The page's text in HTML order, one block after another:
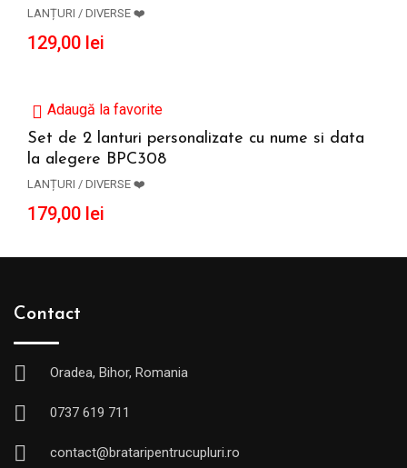
LANȚURI / DIVERSE ❤️
129,00 lei
Adaugă la favorite
Set de 2 lanturi personalizate cu nume si data
la alegere BPC308
LANȚURI / DIVERSE ❤️
179,00 lei
Contact
Oradea, Bihor, Romania
0737 619 711
contact@brataripentrucupluri.ro